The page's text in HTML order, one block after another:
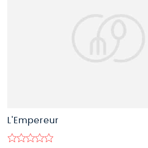
L'Empereur